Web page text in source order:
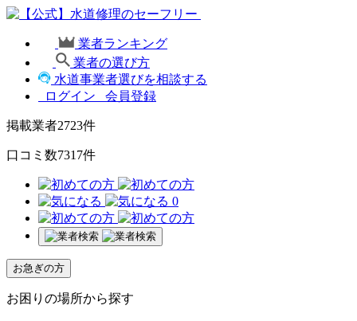
業者ランキング
業者の選び方
水道事業者選びを相談する
ログイン
会員登録
掲載業者2723件
口コミ数7317件
0
お急ぎの方
お困りの場所から探す